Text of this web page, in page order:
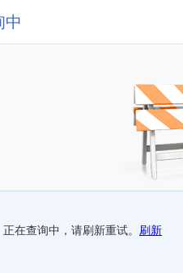
中
正在查询中，请刷新重试。 刷新